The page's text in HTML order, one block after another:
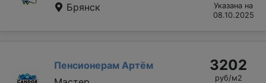
Брянск
Указана на
08.10.2025
Пенсионерам Артём
3202
руб/м2